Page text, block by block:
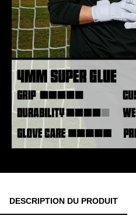
DESCRIPTION DU PRODUIT